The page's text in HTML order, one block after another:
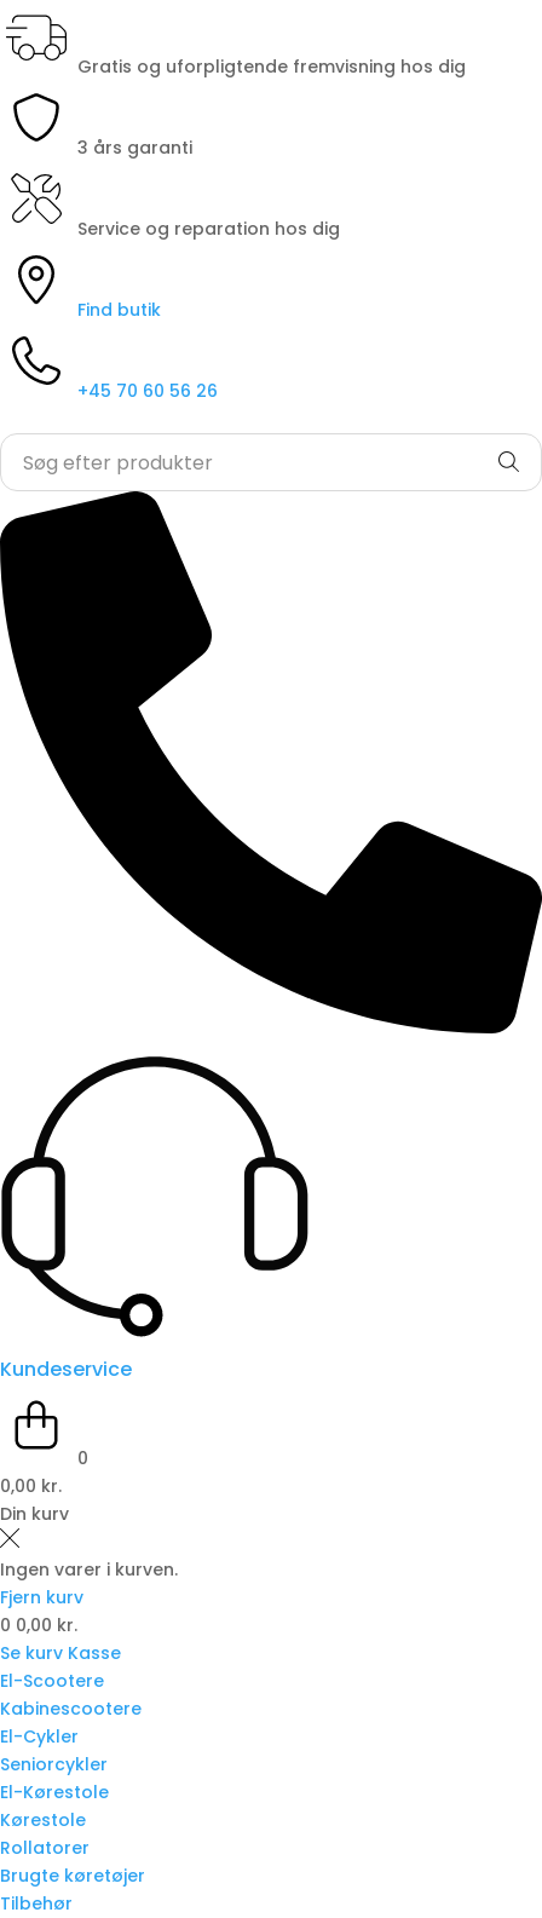
Gratis og uforpligtende fremvisning hos dig
3 års garanti
Service og reparation hos dig
Find butik
+45 70 60 56 26
Kundeservice
0
0,00 kr.
Din kurv
Ingen varer i kurven.
Fjern kurv
0 0,00 kr.
Se kurv Kasse
El-Scootere
Kabinescootere
El-Cykler
Seniorcykler
El-Kørestole
Kørestole
Rollatorer
Brugte køretøjer
Tilbehør